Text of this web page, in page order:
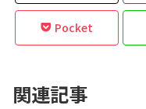
Pocket
関連記事